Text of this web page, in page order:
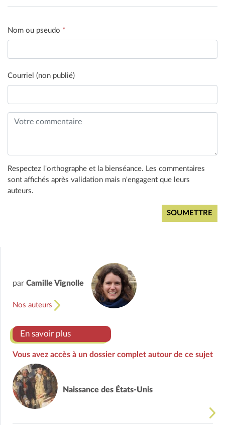
Nom ou pseudo *
Courriel (non publié)
Respectez l'orthographe et la bienséance. Les commentaires
sont affichés après validation mais n'engagent que leurs
auteurs.
par Camille Vignolle
Nos auteurs
En savoir plus
Vous avez accès à un dossier complet autour de ce sujet
Naissance des États-Unis